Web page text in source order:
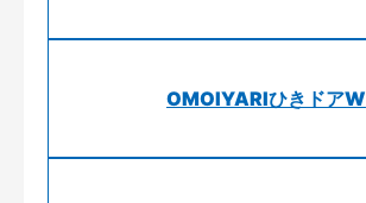
OMOIYARIひきドアW